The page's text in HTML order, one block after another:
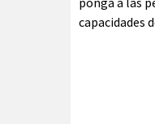
capacidades